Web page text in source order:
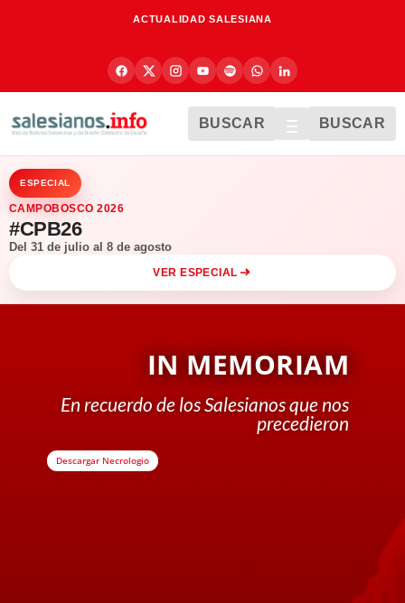
ACTUALIDAD SALESIANA
BUSCAR BUSCAR
ESPECIAL
CAMPOBOSCO 2026
#CPB26
Del 31 de julio al 8 de agosto
VER ESPECIAL
IN MEMORIAM
En recuerdo de los Salesianos que nos
precedieron
Descargar Necrologio